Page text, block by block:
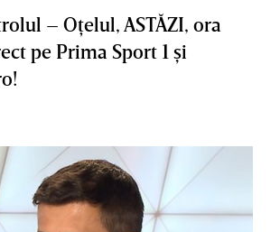
– Oţelul, ASTĂZI, ora
pe Prima Sport 1 şi